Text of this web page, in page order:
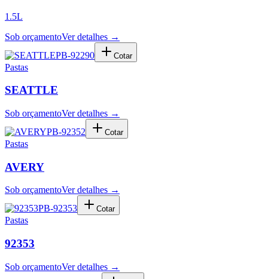
1.5L
Sob orçamentoVer detalhes →
PB-92290
Cotar
Pastas
SEATTLE
Sob orçamentoVer detalhes →
PB-92352
Cotar
Pastas
AVERY
Sob orçamentoVer detalhes →
PB-92353
Cotar
Pastas
92353
Sob orçamentoVer detalhes →